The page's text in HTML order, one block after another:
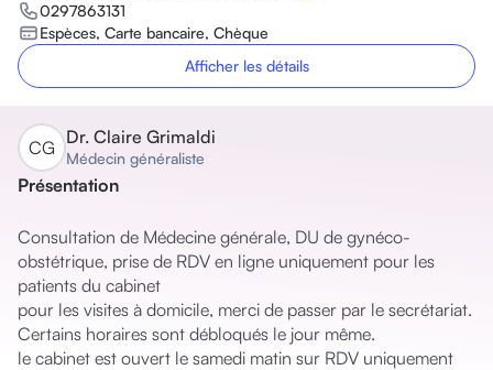
0297863131
Espèces, Carte bancaire, Chèque
Afficher les détails
CG Dr. Claire Grimaldi
Médecin généraliste
Présentation
Consultation de Médecine générale, DU de gynéco-
obstétrique, prise de RDV en ligne uniquement pour les
patients du cabinet
pour les visites à domicile, merci de passer par le secrétariat.
Certains horaires sont débloqués le jour même.
le cabinet est ouvert le samedi matin sur RDV uniquement